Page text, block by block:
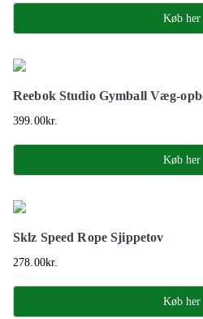
Køb her
Reebok Studio Gymball Væg-
399.00kr.
Køb her
Sklz Speed Rope Sjippetov
278.00kr.
Køb her